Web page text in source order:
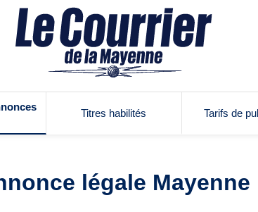
Titres habilités Tarifs de
légale Mayenne